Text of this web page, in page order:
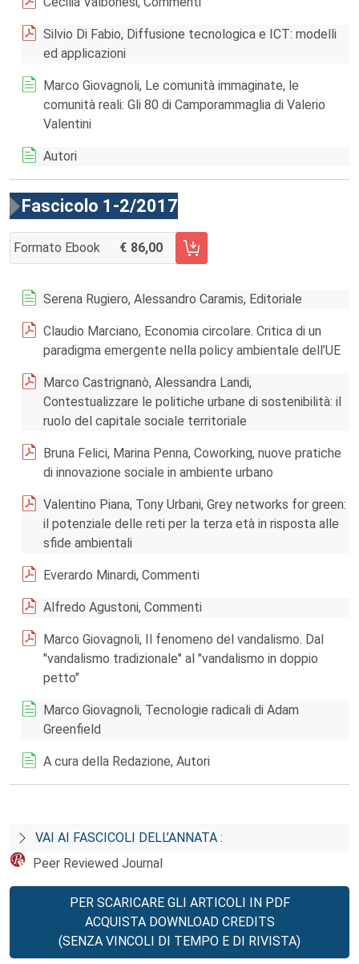
Silvio Di Fabio, Diffusione tecnologica e ICT: modelli
ed applicazioni
Marco Giovagnoli, Le comunità immaginate, le
comunità reali: Gli 80 di Camporammaglia di Valerio
Valentini
Autori
Fascicolo 1-2/2017
Formato Ebook 86,00
AGGIUNGI AL CARRELLO FASCICOLO 1-2/2017
Serena Rugiero, Alessandro Caramis, Editoriale
Claudio Marciano, Economia circolare. Critica di un
paradigma emergente nella policy ambientale dell’UE
Marco Castrignanò, Alessandra Landi,
Contestualizzare le politiche urbane di sostenibilità: il
ruolo del capitale sociale territoriale
Bruna Felici, Marina Penna, Coworking, nuove pratiche
di innovazione sociale in ambiente urbano
Valentino Piana, Tony Urbani, Grey networks for green:
il potenziale delle reti per la terza età in risposta alle
sfide ambientali
Everardo Minardi, Commenti
Alfredo Agustoni, Commenti
Marco Giovagnoli, Il fenomeno del vandalismo. Dal
"vandalismo tradizionale" al "vandalismo in doppio
petto"
Marco Giovagnoli, Tecnologie radicali di Adam
Greenfield
A cura della Redazione, Autori
VAI AI FASCICOLI DELL’ANNATA :
Peer Reviewed Journal
PER SCARICARE GLI ARTICOLI IN PDF
ACQUISTA DOWNLOAD CREDITS
(SENZA VINCOLI DI TEMPO E DI RIVISTA)